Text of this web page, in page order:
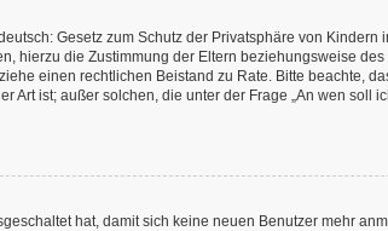
Gesetz zum Schutz der Privatsphäre von
hierzu die Zustimmung der Eltern beziehungsweise
einen rechtlichen Beistand zu Rate. Bitte beachte,
ist; außer solchen, die unter der Frage „An wen soll
hat, damit sich keine neuen Benutzer mehr